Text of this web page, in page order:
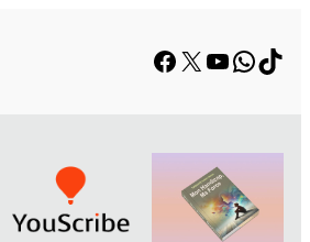
Facebook
X YouTube